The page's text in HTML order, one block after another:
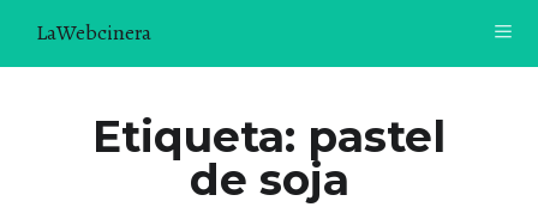
LaWebcinera
Etiqueta: pastel
de soja